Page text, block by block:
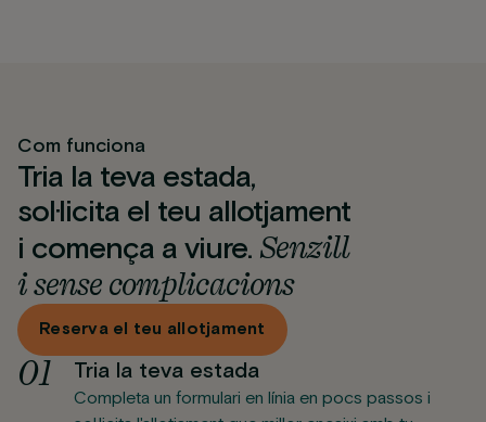
Com funciona
Tria la teva estada,
sol·licita el teu allotjament
i comença a viure. Senzill
i sense complicacions
Reserva el teu allotjament
01 Tria la teva estada
Completa un formulari en línia en pocs passos i